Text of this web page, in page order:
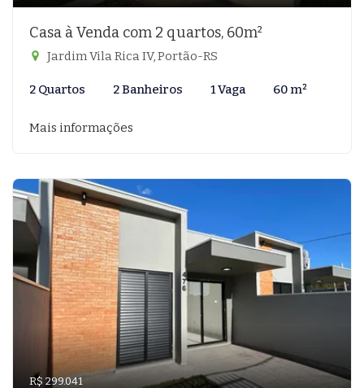
Casa à Venda com 2 quartos, 60m²
Jardim Vila Rica IV, Portão-RS
2 Quartos 2 Banheiros 1 Vaga 60 m²
Mais informações
R$ 299.041